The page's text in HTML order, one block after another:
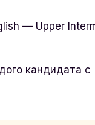
— Upper
кандидата с